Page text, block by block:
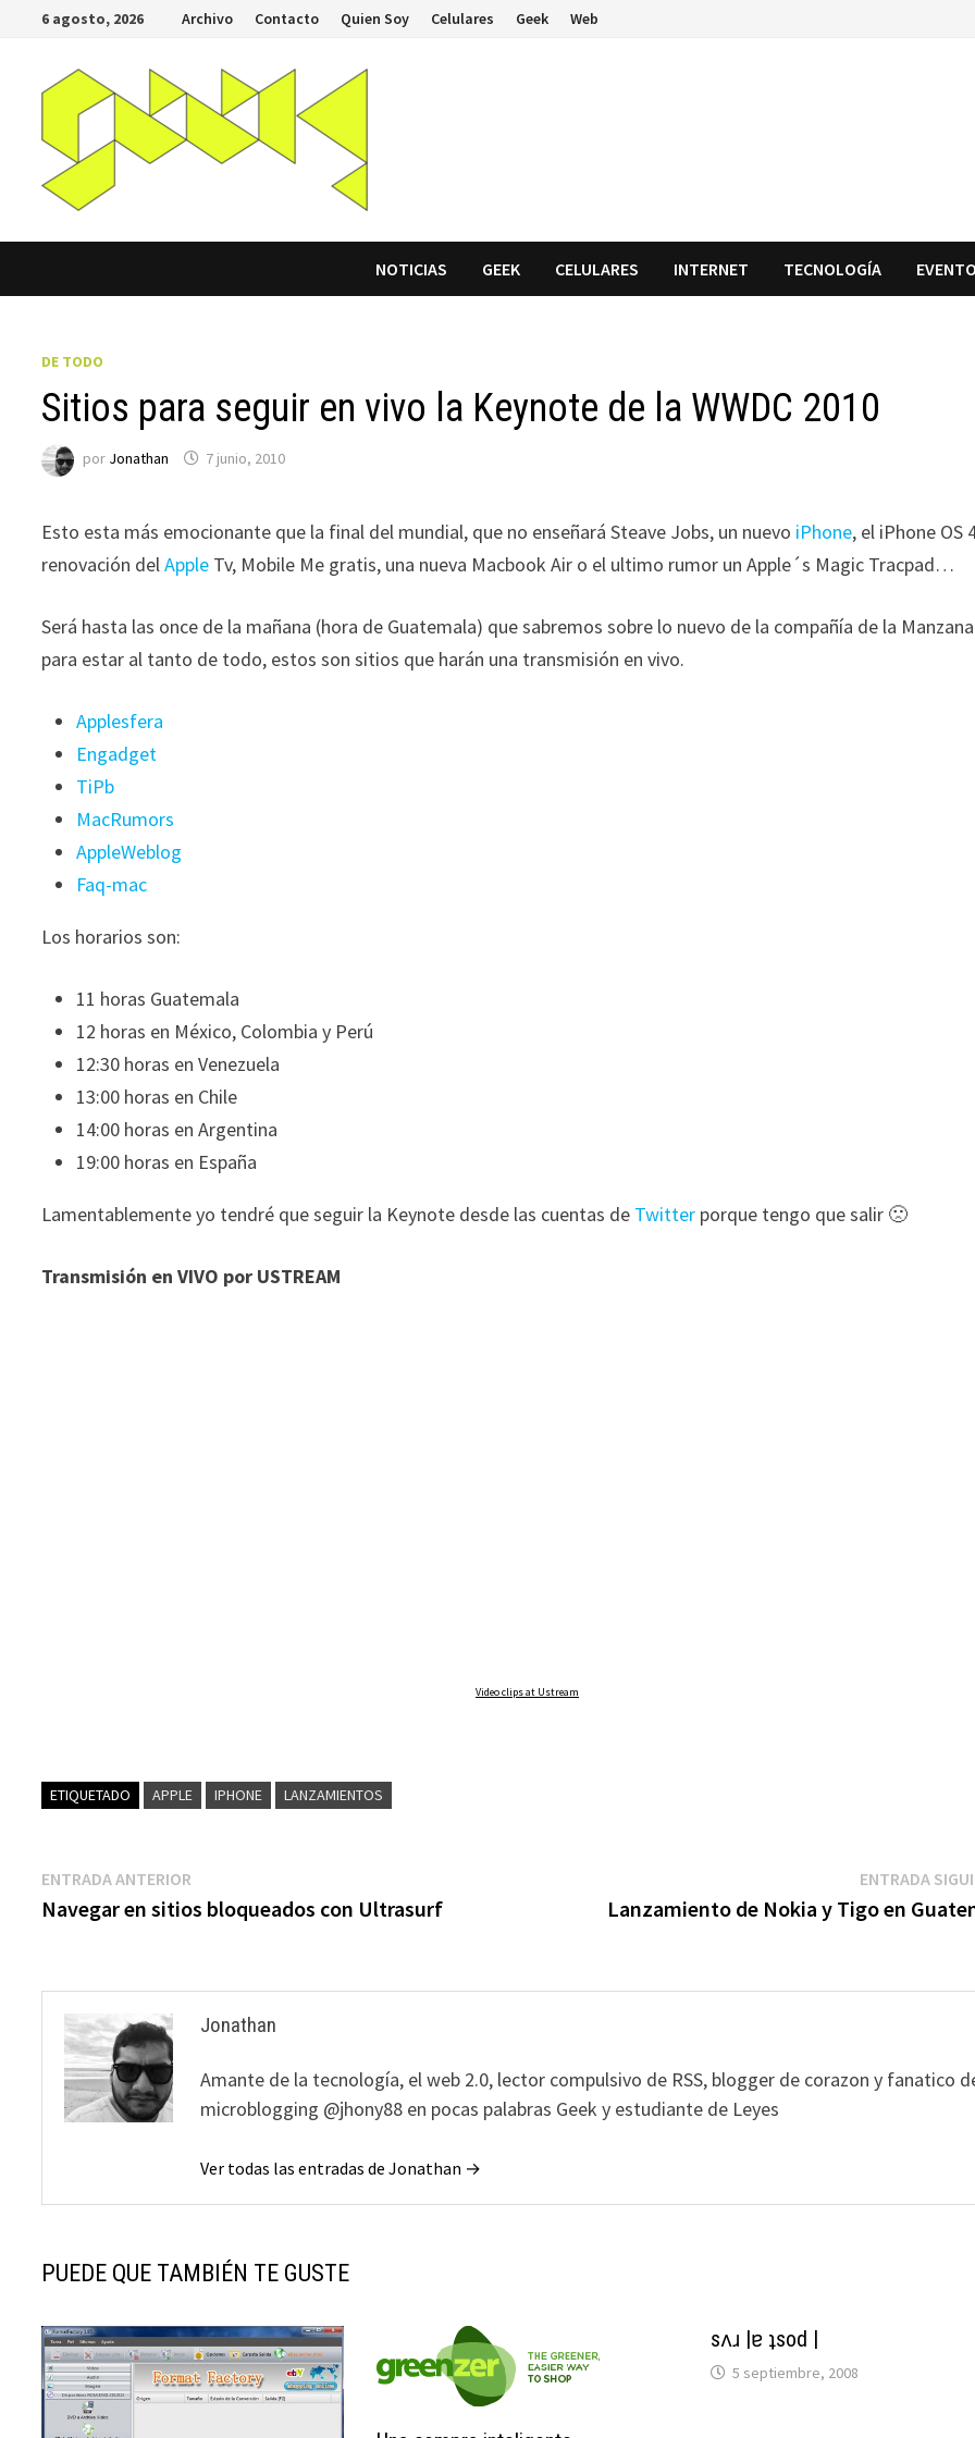
Saltar
contenido
6 agosto, 2026 Archivo Contacto Quien Soy Celulares Geek Web
NOTICIAS GEEK CELULARES INTERNET TECNOLOGÍA
DE TODO
Sitios para seguir en vivo la Keynote de la WWDC 2010
por Jonathan 7 junio, 2010
Esto esta más emocionante que la final del mundial, que no enseñará Steave Jobs, un nuevo iPhone, el iPhone OS
renovación delApple Tv, Mobile Me gratis, una nueva Macbook Air o el ultimo rumor un Apple´s Magic Tracpad…
Será hasta las once de la mañana (hora de Guatemala) que sabremos sobre lo nuevo de la compañía de la
para estar al tanto de todo, estos son sitios que harán una transmisión en vivo.
Applesfera
Engadget
TiPb
MacRumors
AppleWeblog
Faq-mac
Los horarios son:
11 horas Guatemala
12 horas en México, Colombia y Perú
12:30 horas en Venezuela
13:00 horas en Chile
14:00 horas en Argentina
19:00 horas en España
Lamentablemente yo tendré que seguir la Keynote desde las cuentas de Twitter porque tengo que salir 🙁
Transmisión en VIVO por USTREAM
Video clips at Ustream
ETIQUETADO APPLE IPHONE LANZAMIENTOS
Navegación
de
ENTRADA ANTERIOR
anterior:
Navegar en sitios bloqueados con Ultrasurf
ENTRADA
Lanzamiento de Nokia y Tigo en
Jonathan
Amante de la tecnología, el web 2.0, lector compulsivo de RSS, blogger de corazon y fanatico
microblogging @jhony88 en pocas palabras Geek y estudiante de Leyes
Ver todas las entradas de Jonathan →
PUEDE QUE TAMBIÉN TE GUSTE
sәʌәɹ |ɐ ʇsod |ә
5 septiembre, 2008